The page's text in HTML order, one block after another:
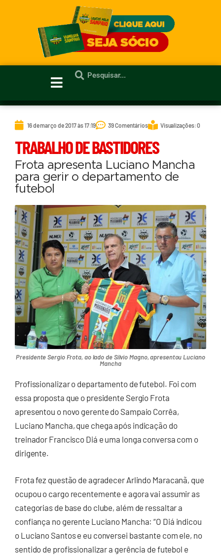
16 de março de 2017 às 17:19 39 Comentários Visualizações: 0
TRABALHO DE BASTIDORES
Frota apresenta Luciano Mancha
para gerir o departamento de
futebol
Presidente Sergio Frota, ao lado de Sílvio Magno, apresentou Luciano
Mancha
Profissionalizar o departamento de futebol. Foi com
essa proposta que o presidente Sergio Frota
apresentou o novo gerente do Sampaio Corrêa,
Luciano Mancha, que chega após indicação do
treinador Francisco Diá e uma longa conversa com o
dirigente.
Frota fez questão de agradecer Arlindo Maracanã, que
ocupou o cargo recentemente e agora vai assumir as
categorias de base do clube, além de ressaltar a
confiança no gerente Luciano Mancha: “O Diá indicou
o Luciano Santos e eu conversei bastante com ele, no
sentido de profissionalizar a gerência de futebol e